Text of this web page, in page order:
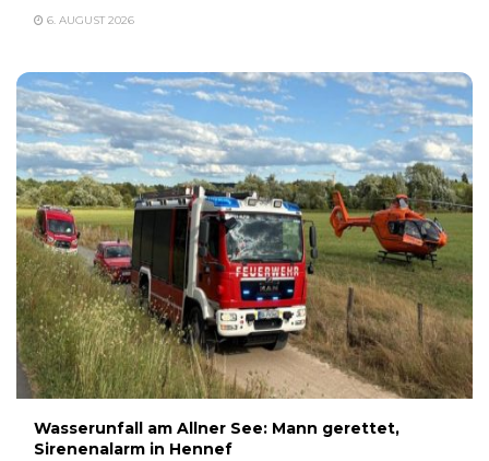
6. AUGUST 2026
Wasserunfall am Allner See: Mann gerettet,
Sirenenalarm in Hennef